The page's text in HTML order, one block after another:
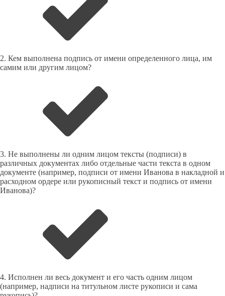
2. Кем выполнена подпись от имени определенного лица, им
самим или другим лицом?
3. Не выполнены ли одним лицом тексты (подписи) в
различных документах либо отдельные части текста в одном
документе (например, подписи от имени Иванова в накладной и
расходном ордере или рукописный текст и подпись от имени
Иванова)?
4. Исполнен ли весь документ и его часть одним лицом
(например, надписи на титульном листе рукописи и сама